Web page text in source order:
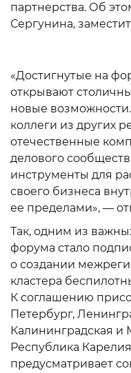
партнерства. Об
Сергунина,
«Достигнутые на
открывают
новые
коллеги из других
отечественные
делового
инструменты для
своего бизнеса
ее пределами», —
Так, одним из
форума стало
о создании
кластера
К соглашению
Петербург,
Калининградская и
Республика
предусматривает